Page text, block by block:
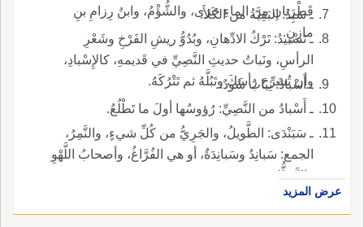
قَطْرَتانِ من الماءِ جَرَى، والشُّؤْمُ، وابنُ رِزامِ بنِ
مازِنٍ.
ـ سَبِدُ: البَقِيَّةُ من الكَلأَ.
ـ تَسْبيدُ: تَرْكُ الادِّهانِ، وبُدُوُّ ريشِ الفَرْخِ وشَعْرِ
الرأسِ، ونَباتُ حديثِ النَّصِيِّ في قَديمهِ، كالإِسْبادِ،
وأن تُسَرِّحَ رأسَكَ وتَبُلَّهُ ثم تَتْرُكَهُ.
ـ أَسْبادُ: ثِيابٌ سُودٌ.
ـ أَسْبادُ من النَّصِيِّ: رُؤوسُها أولَ ما تَطْلُعُ.
ـ سَبَنْدَى: الطَّويلُ، والجَرِيُّ من كُلِّ شيءٍ، والنَّمِرُ،
الجمع: سَبانِدُ وسَبانِدَةٌ، أو هي الفُرَّاغُ، وأصحابُ اللَّهْوِ
والتَّبَطُّلِ.
عرض المزيد